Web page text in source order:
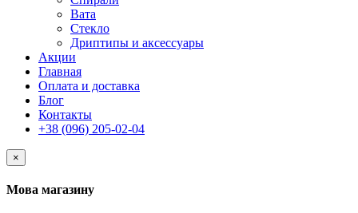
Вата
Стекло
Дриптипы и аксессуары
Акции
Главная
Оплата и доставка
Блог
Контакты
+38 (096) 205-02-04
×
Мова магазину